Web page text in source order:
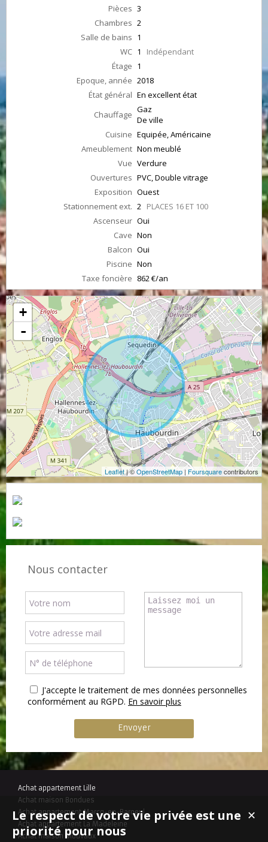
Pièces 3
Chambres 2
Salle de bains 1
WC 1 Indépendant
Étage 1
Epoque, année 2018
État général En excellent état
Chauffage Gaz
De ville
Cuisine Equipée, Américaine
Ameublement Non meublé
Vue Verdure
Ouvertures PVC, Double vitrage
Exposition Ouest
Stationnement ext. 2 PLACES 16 ET 100
Ascenseur Oui
Cave Non
Balcon Oui
Piscine Non
Taxe foncière 862 €/an
+
-
Leaflet| ©OpenStreetMap | Foursquarecontributors
Nous contacter
J'accepte le traitement de mes données personnelles
conformément au RGPD. En savoir plus
Achat appartement Lille
Achat maison Bondues
Achat appartement Marcq-en-Baroeul
Achat appartement La Madeleine
Achat maison Mouvaux
✕
Le respect de votre vie privée est une
priorité pour nous